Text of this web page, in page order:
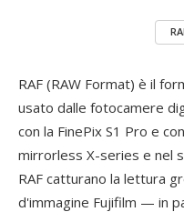
RAF (RAW Format) è il
usato dalle fotocamere
con la FinePix S1 Pro e
mirrorless X-series e nel
RAF catturano la lettura
d'immagine Fujifilm — in